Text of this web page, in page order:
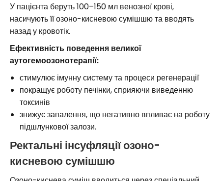
У пацієнта беруть 100–150 мл венозної крові,
насичують її озоно-кисневою сумішшю та вводять
назад у кровотік.
Ефективність поведення великої
аутогемоозонотерапії:
стимулює імунну систему та процеси регенерації
покращує роботу печінки, сприяючи виведенню
токсинів
знижує запалення, що негативно впливає на роботу
підшлункової залози.
Ректальні інсуфляції озоно-
кисневою сумішшю